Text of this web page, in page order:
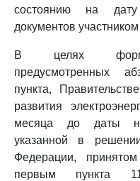
состоянию на дату
документов
В целях
предусмотренных
пункта,
развития
месяца до даты
указанной в
Федерации,
первым пункта